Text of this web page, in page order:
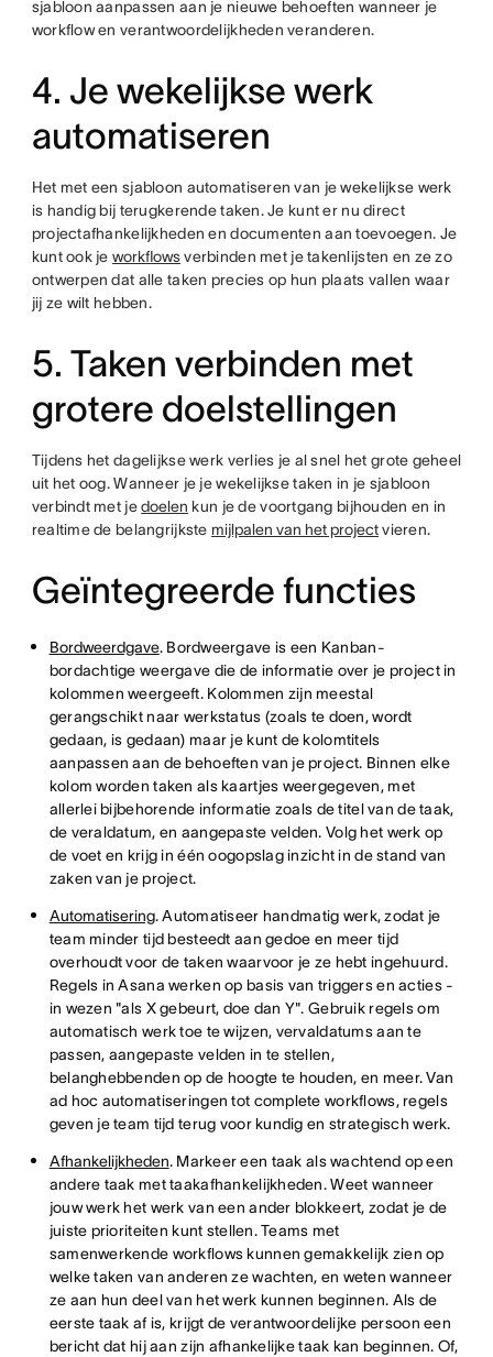
sjabloon aanpassen aan je nieuwe behoeften wanneer je
workflow en verantwoordelijkheden veranderen.
4. Je wekelijkse werk
automatiseren
Het met een sjabloon automatiseren van je wekelijkse werk
is handig bij terugkerende taken. Je kunt er nu direct
projectafhankelijkheden en documenten aan toevoegen. Je
kunt ook jeworkflowsverbinden met je takenlijsten en ze zo
ontwerpen dat alle taken precies op hun plaats vallen waar
jij ze wilt hebben.
5. Taken verbinden met
grotere doelstellingen
Tijdens het dagelijkse werk verlies je al snel het grote geheel
uit het oog. Wanneer je je wekelijkse taken in je sjabloon
verbindt met jedoelen kun je de voortgang bijhouden en in
realtime de belangrijkste mijlpalen van het projectvieren.
Geïntegreerde functies
Bordweerdgave. Bordweergave is een Kanban-
bordachtige weergave die de informatie over je project in
kolommen weergeeft. Kolommen zijn meestal
gerangschikt naar werkstatus (zoals te doen, wordt
gedaan, is gedaan) maar je kunt de kolomtitels
aanpassen aan de behoeften van je project. Binnen elke
kolom worden taken als kaartjes weergegeven, met
allerlei bijbehorende informatie zoals de titel van de taak,
de veraldatum, en aangepaste velden. Volg het werk op
de voet en krijg in één oogopslag inzicht in de stand van
zaken van je project.
Automatisering. Automatiseer handmatig werk, zodat je
team minder tijd besteedt aan gedoe en meer tijd
overhoudt voor de taken waarvoor je ze hebt ingehuurd.
Regels in Asana werken op basis van triggers en acties -
in wezen "als X gebeurt, doe dan Y". Gebruik regels om
automatisch werk toe te wijzen, vervaldatums aan te
passen, aangepaste velden in te stellen,
belanghebbenden op de hoogte te houden, en meer. Van
ad hoc automatiseringen tot complete workflows, regels
geven je team tijd terug voor kundig en strategisch werk.
Afhankelijkheden. Markeer een taak als wachtend op een
andere taak met taakafhankelijkheden. Weet wanneer
jouw werk het werk van een ander blokkeert, zodat je de
juiste prioriteiten kunt stellen. Teams met
samenwerkende workflows kunnen gemakkelijk zien op
welke taken van anderen ze wachten, en weten wanneer
ze aan hun deel van het werk kunnen beginnen. Als de
eerste taak af is, krijgt de verantwoordelijke persoon een
bericht dat hij aan zijn afhankelijke taak kan beginnen. Of,